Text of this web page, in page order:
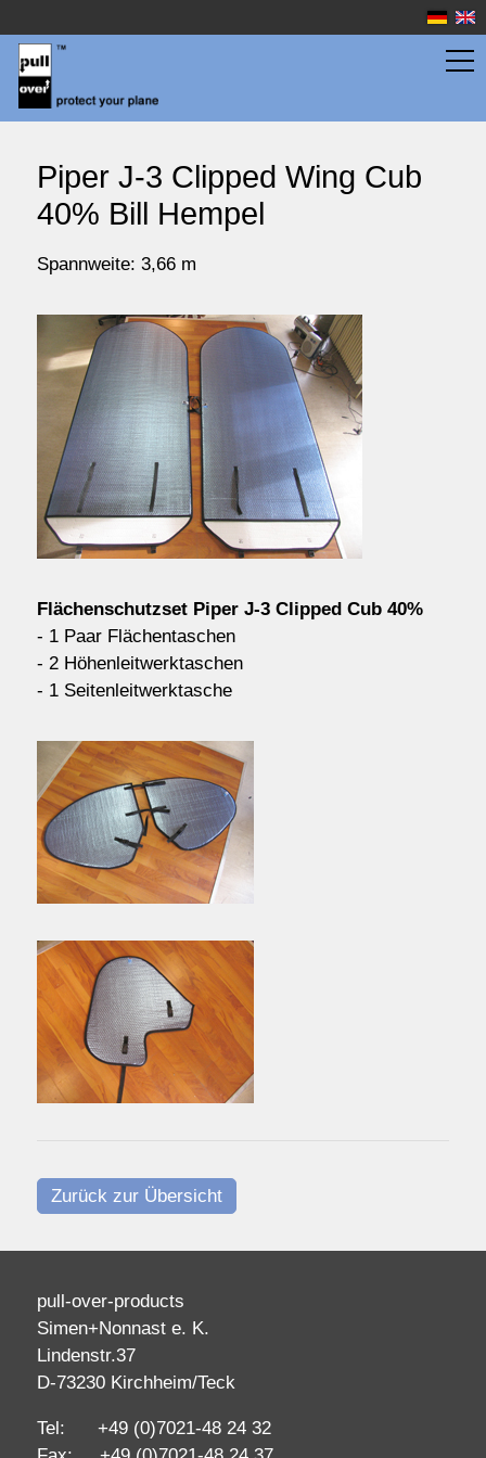
Flächentaschen
Rumpftaschen
Wassersport
Preise
Service
Kontakt/Order
Anfahrt
über uns
Piper J-3 Clipped Wing Cub
40% Bill Hempel
Spannweite: 3,66 m
Flächenschutzset Piper J-3 Clipped Cub 40%
- 1 Paar Flächentaschen
- 2 Höhenleitwerktaschen
- 1 Seitenleitwerktasche
Zurück zur Übersicht
pull-over-products
Simen+Nonnast e. K.
Lindenstr.37
D-73230 Kirchheim/Teck
Tel: +49 (0)7021-48 24 32